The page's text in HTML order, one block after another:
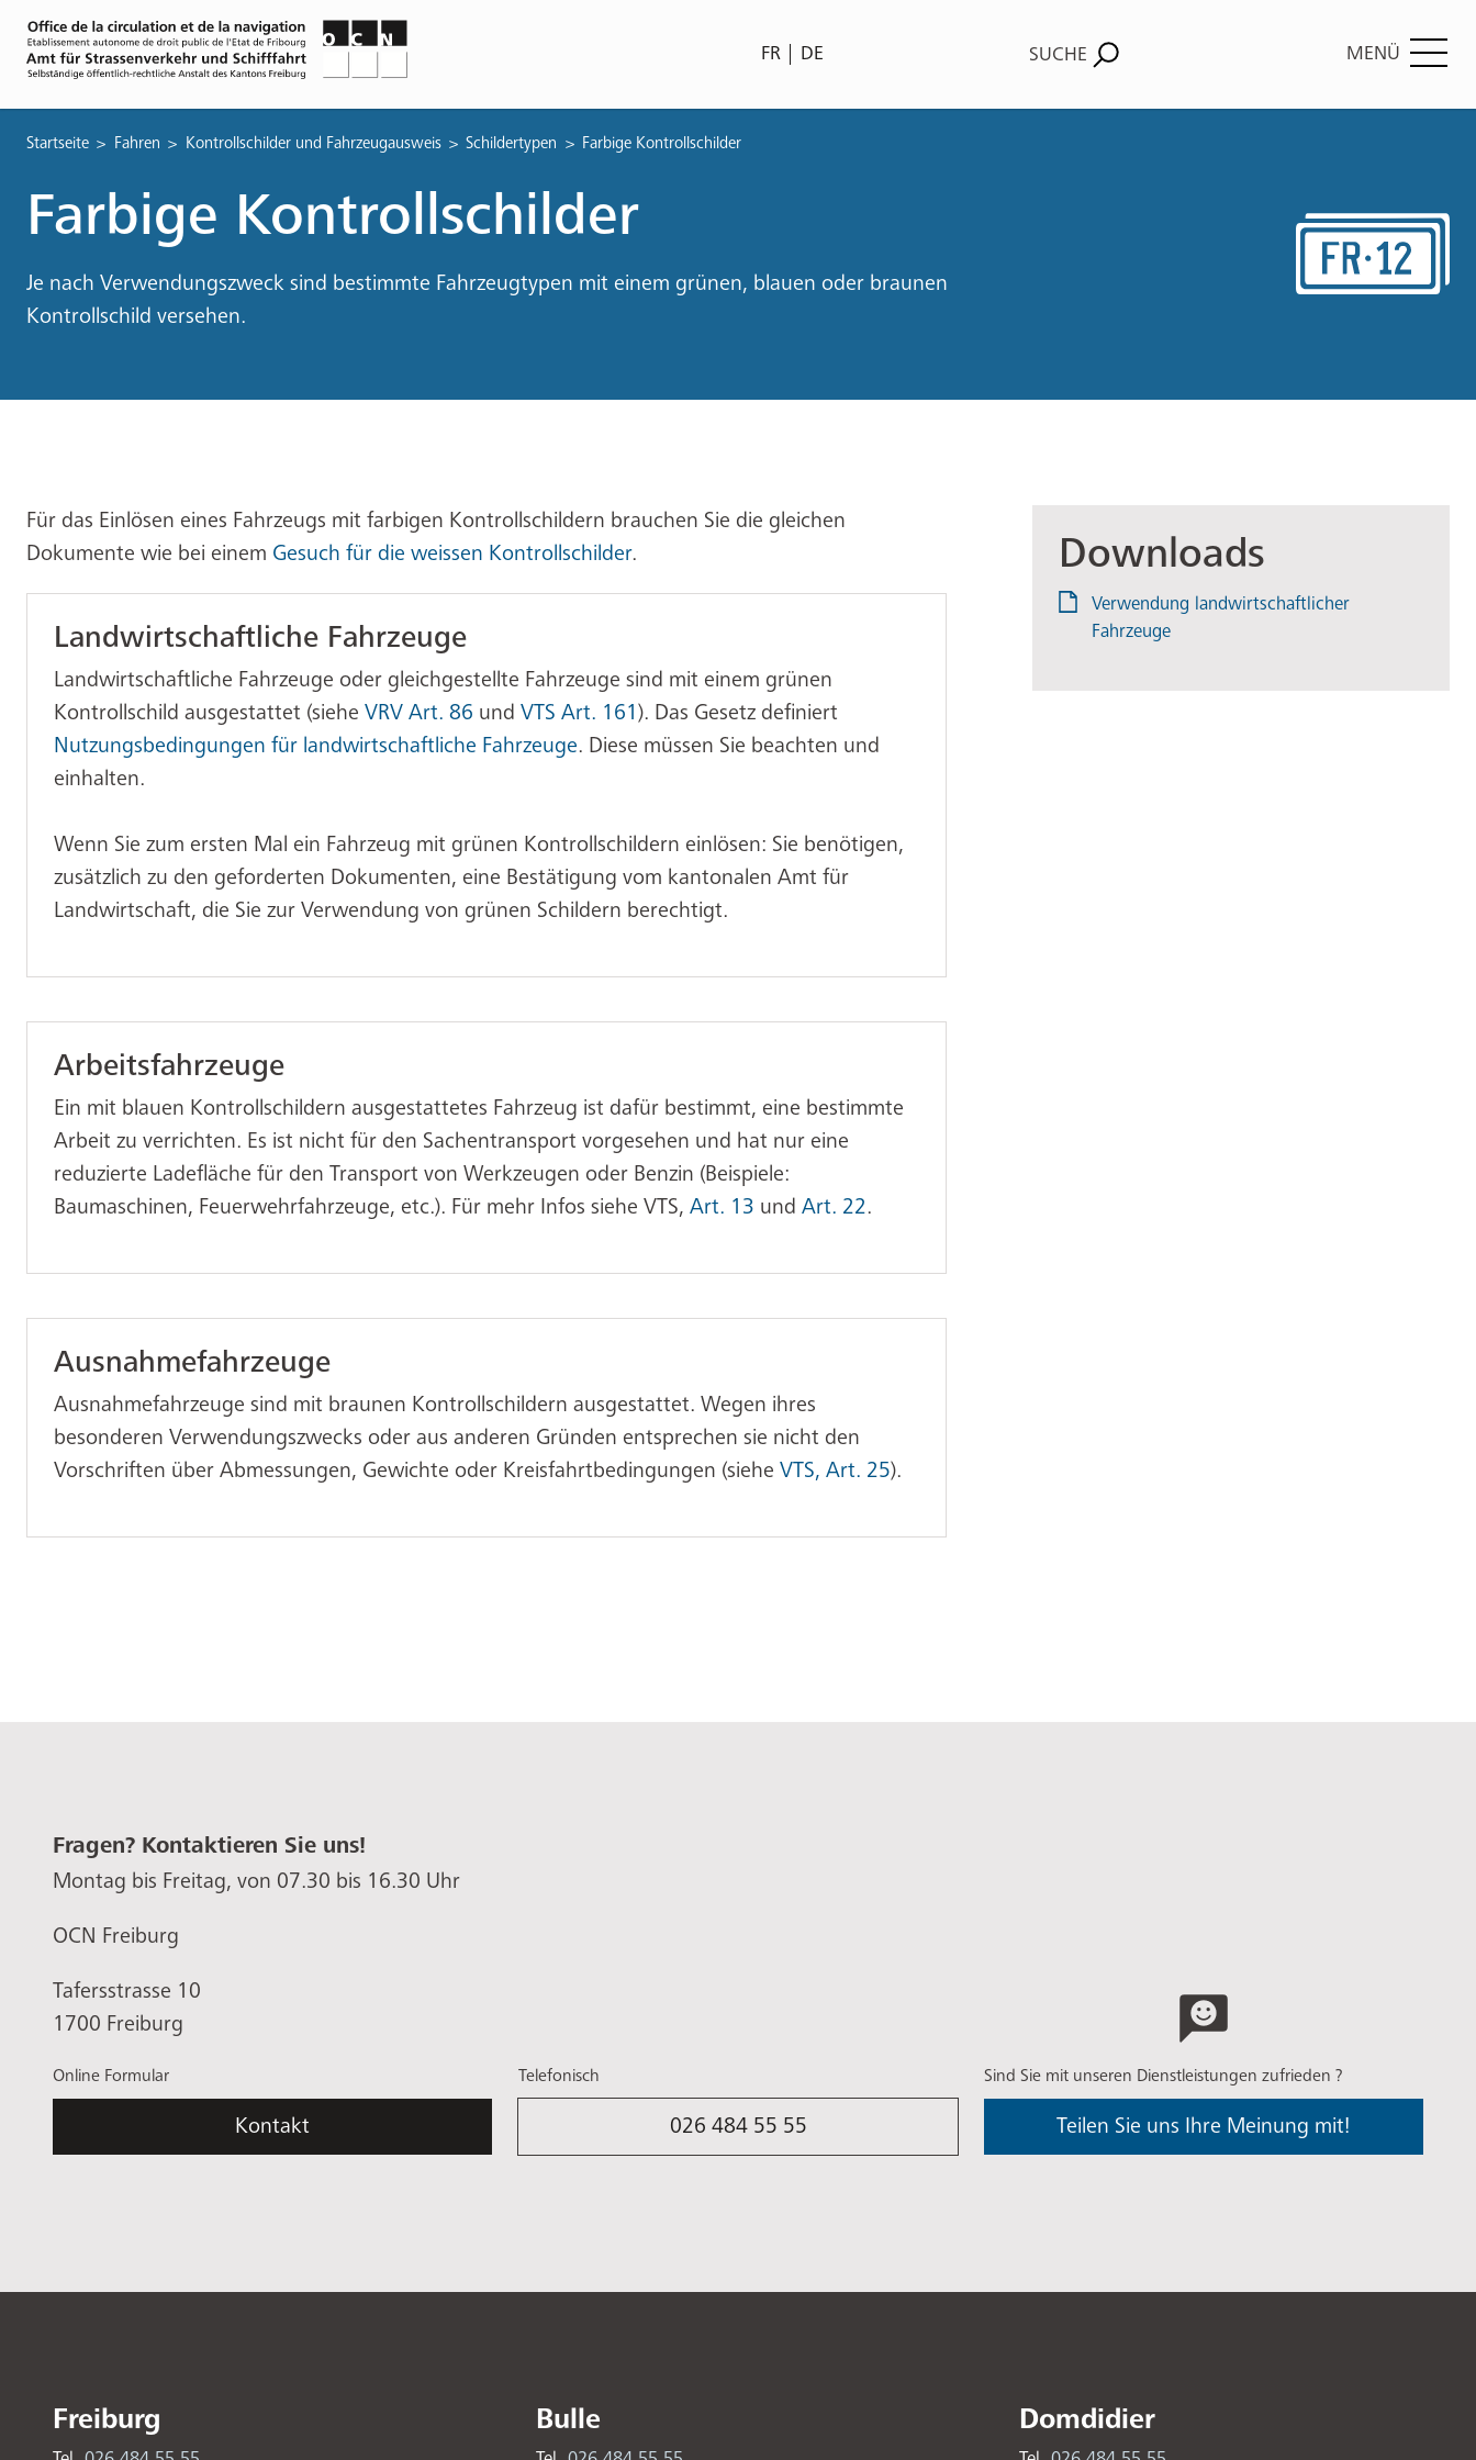
FR DE SUCHE MENÜ
Pfadnavigation
Startseite Fahren Kontrollschilder und Fahrzeugausweis Schildertypen Farbige Kontrollschilder
Farbige Kontrollschilder
Je nach Verwendungszweck sind bestimmte Fahrzeugtypen mit einem grünen, blauen oder braunen
Kontrollschild versehen.
Für das Einlösen eines Fahrzeugs mit farbigen Kontrollschildern brauchen Sie die gleichen
Dokumente wie bei einem Gesuch für die weissen Kontrollschilder.
Landwirtschaftliche Fahrzeuge
Landwirtschaftliche Fahrzeuge oder gleichgestellte Fahrzeuge sind mit einem grünen
Kontrollschild ausgestattet (siehe VRV Art. 86 und VTS Art. 161 ). Das Gesetz definiert
Nutzungsbedingungen für landwirtschaftliche Fahrzeuge. Diese müssen Sie beachten und
einhalten.
Wenn Sie zum ersten Mal ein Fahrzeug mit grünen Kontrollschildern einlösen: Sie benötigen,
zusätzlich zu den geforderten Dokumenten, eine Bestätigung vom kantonalen Amt für
Landwirtschaft, die Sie zur Verwendung von grünen Schildern berechtigt.
Arbeitsfahrzeuge
Ein mit blauen Kontrollschildern ausgestattetes Fahrzeug ist dafür bestimmt, eine bestimmte
Arbeit zu verrichten. Es ist nicht für den Sachentransport vorgesehen und hat nur eine
reduzierte Ladefläche für den Transport von Werkzeugen oder Benzin (Beispiele:
Baumaschinen, Feuerwehrfahrzeuge, etc.). Für mehr Infos siehe VTS, Art. 13 und Art. 22.
Ausnahmefahrzeuge
Ausnahmefahrzeuge sind mit braunen Kontrollschildern ausgestattet. Wegen ihres
besonderen Verwendungszwecks oder aus anderen Gründen entsprechen sie nicht den
Vorschriften über Abmessungen, Gewichte oder Kreisfahrtbedingungen (siehe VTS, Art. 25).
Downloads
Verwendung landwirtschaftlicher
Fahrzeuge
Fragen? Kontaktieren Sie uns!
Montag bis Freitag, von 07.30 bis 16.30 Uhr
OCN Freiburg
Tafersstrasse 10
1700 Freiburg
Online Formular
Kontakt
Telefonisch
026 484 55 55
Sind Sie mit unseren Dienstleistungen zufrieden ?
Teilen Sie uns Ihre Meinung mit!
Freiburg Bulle Domdidier